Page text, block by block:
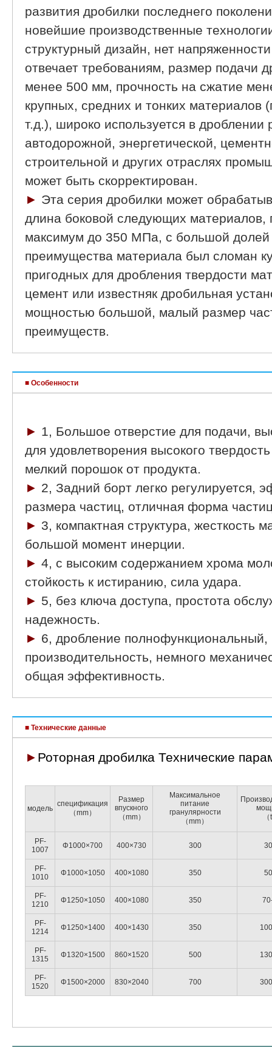
развития дробилки последнего
новейшие производственные
структурный дизайн, нет
отвечает требованиям, размер подачи
менее 500 мм, прочность на сжатие
крупных, средних и тонких материалов
т.д.), широко используется в
автодорожной, энергетической,
строительной и других отраслях
может быть скорректирован.
► Эта серия дробилки может
длина боковой следующих материалов,
максимум до 350 МПа, с большой долей
преимущества материала был сломан
пригодных для дробления твердости
цемент или известняк дробильная
мощностью большой, малый размер
преимуществ.
■ Особенности
► 1, Большое отверстие для подачи,
для удовлетворения высокого
мелкий порошок от продукта.
► 2, Задний борт легко регулируется,
размера частиц, отличная форма
► 3, компактная структура, жесткость
большой момент инерции.
► 4, с высоким содержанием хрома
стойкость к истиранию, сила удара.
► 5, без ключа доступа, простота
надежность.
► 6, дробление полнофункциональный,
производительность, немного
общая эффективность.
■ Технические данные
► Роторная дробилка Технические
модель
спецификация
（mm）
Размер
впускного
（mm）
Максимальное
питание
гранулярности
（mm）
PF-
1007
Φ1000×700 400×730 300
PF-
1010
Φ1000×1050 400×1080 350
PF-
1210
Φ1250×1050 400×1080 350
PF-
1214
Φ1250×1400 400×1430 350
PF-
1315
Φ1320×1500 860×1520 500
PF-
1520
Φ1500×2000 830×2040 700